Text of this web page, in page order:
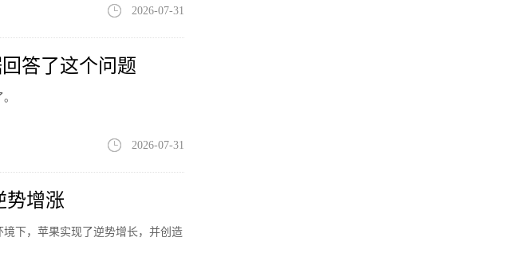
2026-07-31
答了这个问题
2026-07-31
势增涨
下，苹果实现了逆势增长，并创造